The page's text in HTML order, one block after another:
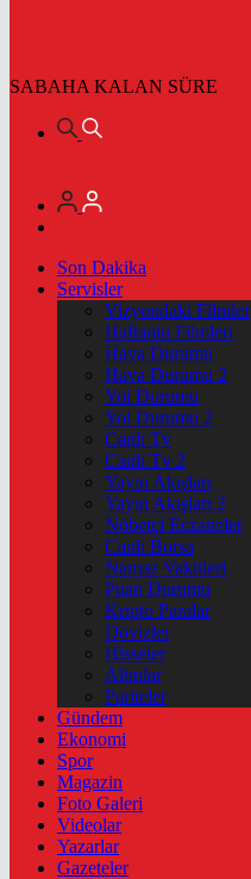
SABAHA KALAN SÜRE
Son Dakika
Servisler
Vizyondaki Filmler
Haftanin Filmleri
Hava Durumu
Hava Durumu 2
Yol Durumu
Yol Durumu 2
Canlı Tv
Canlı Tv 2
Yayın Akışları
Yayın Akışları 2
Nöbetçi Eczaneler
Canlı Borsa
Namaz Vakitleri
Puan Durumu
Kripto Paralar
Dövizler
Hisseler
Altınlar
Pariteler
Gündem
Ekonomi
Spor
Magazin
Foto Galeri
Videolar
Yazarlar
Gazeteler